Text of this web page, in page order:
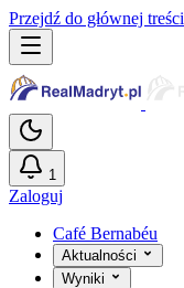
Przejdź do głównej treści
1
Zaloguj
Café Bernabéu
Aktualności
Wyniki